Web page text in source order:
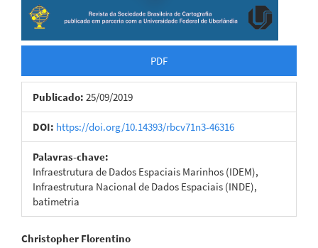
PDF
Publicado: 25/09/2019
DOI: https://doi.org/10.14393/rbcv71n3-46316
Palavras-chave:
Infraestrutura de Dados Espaciais Marinhos (IDEM),
Infraestrutura Nacional de Dados Espaciais (INDE),
batimetria
Conteúdo
Christopher Florentino